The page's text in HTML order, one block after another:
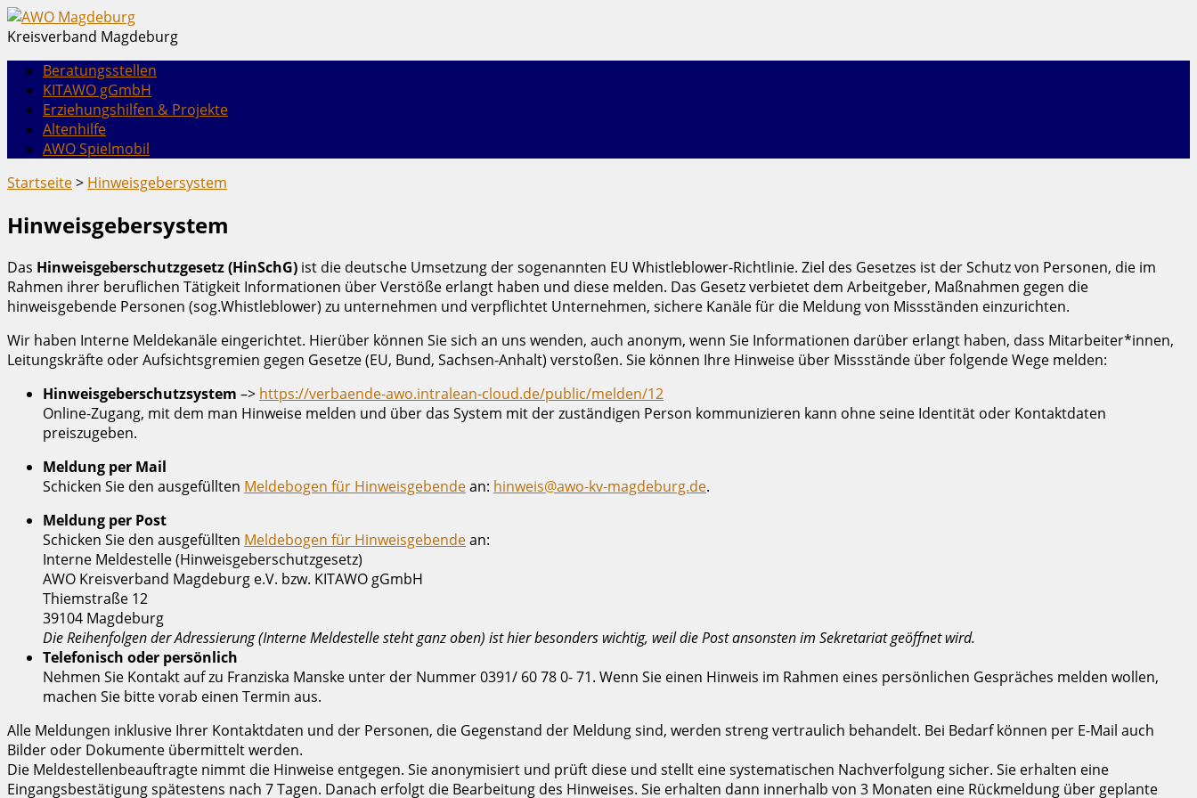
Kreisverband Magdeburg
Beratungsstellen
KITAWO gGmbH
Erziehungshilfen & Projekte
Altenhilfe
AWO Spielmobil
Startseite> Hinweisgebersystem
Hinweisgebersystem
Das Hinweisgeberschutzgesetz (HinSchG) ist die deutsche Umsetzung der sogenannten EU Whistleblower-Richtlinie. Ziel des Gesetzes ist der Schutz von Personen, die im
Rahmen ihrer beruflichen Tätigkeit Informationen über Verstöße erlangt haben und diese melden. Das Gesetz verbietet dem Arbeitgeber, Maßnahmen gegen die
hinweisgebende Personen (sog.Whistleblower) zu unternehmen und verpflichtet Unternehmen, sichere Kanäle für die Meldung von Missständen einzurichten.
Wir haben Interne Meldekanäle eingerichtet. Hierüber können Sie sich an uns wenden, auch anonym, wenn Sie Informationen darüber erlangt haben, dass Mitarbeiter*innen,
Leitungskräfte oder Aufsichtsgremien gegen Gesetze (EU, Bund, Sachsen-Anhalt) verstoßen. Sie können Ihre Hinweise über Missstände über folgende Wege melden:
Hinweisgeberschutzsystem –> https://verbaende-awo.intralean-cloud.de/public/melden/12
Online-Zugang, mit dem man Hinweise melden und über das System mit der zuständigen Person kommunizieren kann ohne seine Identität oder Kontaktdaten
preiszugeben.
Meldung per Mail
Schicken Sie den ausgefüllten Meldebogen für Hinweisgebendean: hinweis@awo-kv-magdeburg.de.
Meldung per Post
Schicken Sie den ausgefüllten Meldebogen für Hinweisgebendean:
Interne Meldestelle (Hinweisgeberschutzgesetz)
AWO Kreisverband Magdeburg e.V. bzw. KITAWO gGmbH
Thiemstraße 12
39104 Magdeburg
Die Reihenfolgen der Adressierung (Interne Meldestelle steht ganz oben) ist hier besonders wichtig, weil die Post ansonsten im Sekretariat geöffnet wird.
Telefonisch oder persönlich
Nehmen Sie Kontakt auf zu Franziska Manske unter der Nummer 0391/ 60 78 0- 71. Wenn Sie einen Hinweis im Rahmen eines persönlichen Gespräches melden wollen,
machen Sie bitte vorab einen Termin aus.
Alle Meldungen inklusive Ihrer Kontaktdaten und der Personen, die Gegenstand der Meldung sind, werden streng vertraulich behandelt. Bei Bedarf können per E-Mail auch
Bilder oder Dokumente übermittelt werden.
Die Meldestellenbeauftragte nimmt die Hinweise entgegen. Sie anonymisiert und prüft diese und stellt eine systematischen Nachverfolgung sicher. Sie erhalten eine
Eingangsbestätigung spätestens nach 7 Tagen. Danach erfolgt die Bearbeitung des Hinweises. Sie erhalten dann innerhalb von 3 Monaten eine Rückmeldung über geplante